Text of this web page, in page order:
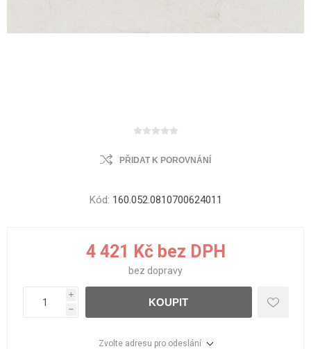
PŘIDAT K POROVNÁNÍ
Kód: 160.052.0810700624011
4 421 Kč bez DPH
bez dopravy
i
h
KOUPIT
Zvolte adresu pro odeslání